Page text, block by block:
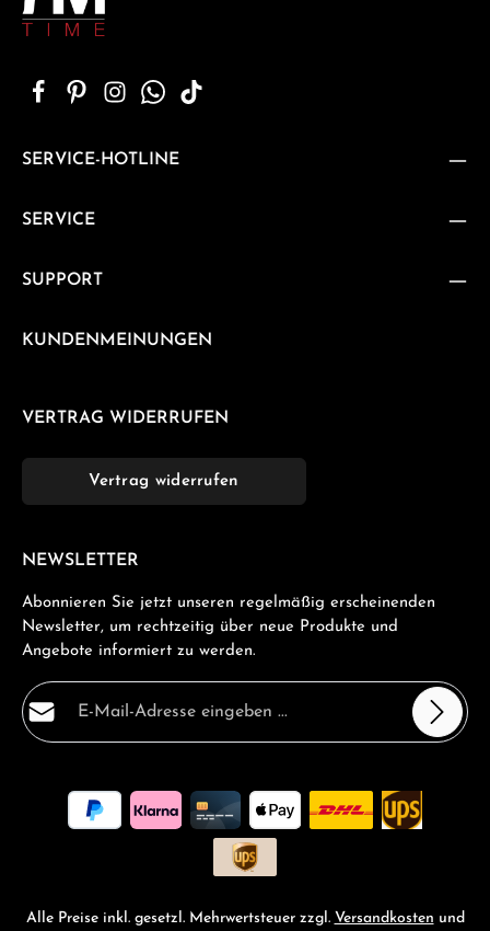
SERVICE-HOTLINE
SERVICE
SUPPORT
KUNDENMEINUNGEN
VERTRAG WIDERRUFEN
Vertrag widerrufen
NEWSLETTER
Abonnieren Sie jetzt unseren regelmäßig erscheinenden
Newsletter, um rechtzeitig über neue Produkte und
Angebote informiert zu werden.
E-Mail-Adresse*
Ich habe die
Datenschutzbestimmungen
zur Kenntnis
genommen und dieAGBgelesen und bin mit ihnen
Pflichtfelder.
Alle Preise inkl. gesetzl. Mehrwertsteuer zzgl. Versandkosten und